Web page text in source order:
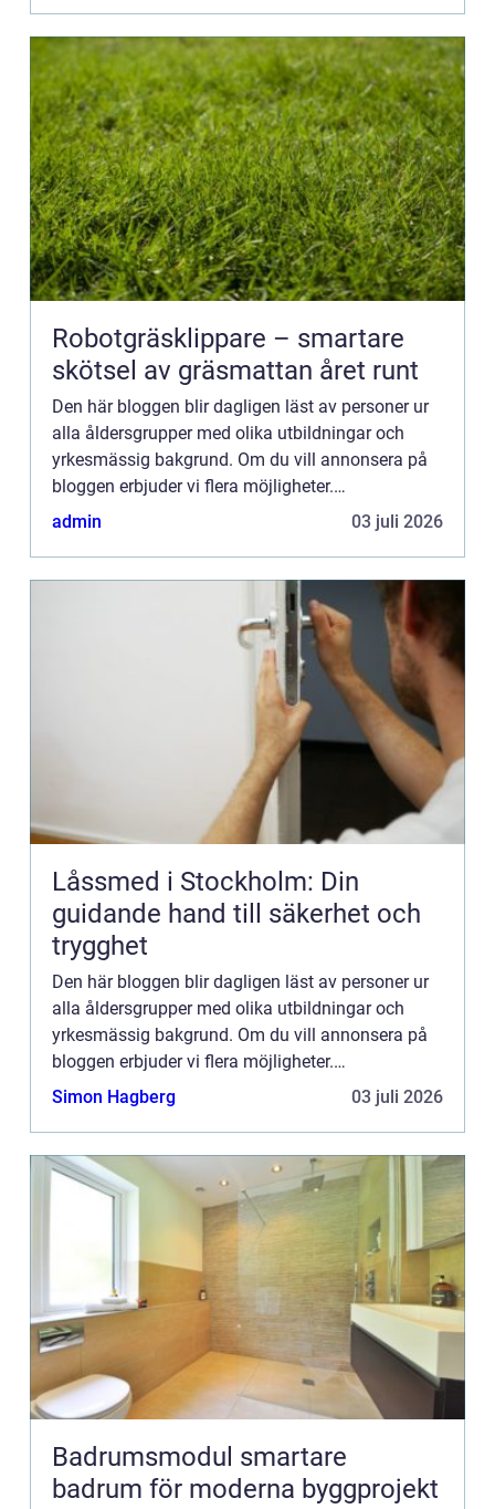
Robotgräsklippare – smartare
skötsel av gräsmattan året runt
Den här bloggen blir dagligen läst av personer ur
alla åldersgrupper med olika utbildningar och
yrkesmässig bakgrund. Om du vill annonsera på
bloggen erbjuder vi flera möjligheter.
Bannerannonser är endast ett av alternativen.
admin 03 juli 2026
Låssmed i Stockholm: Din
guidande hand till säkerhet och
trygghet
Den här bloggen blir dagligen läst av personer ur
alla åldersgrupper med olika utbildningar och
yrkesmässig bakgrund. Om du vill annonsera på
bloggen erbjuder vi flera möjligheter.
Bannerannonser är endast ett av alternativen.
Simon Hagberg 03 juli 2026
Badrumsmodul smartare
badrum för moderna byggprojekt